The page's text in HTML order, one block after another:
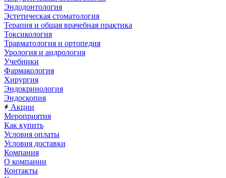
Эндодонтология
Эстетическая стоматология
Терапия и общая врачебная практика
Токсикология
Травматология и ортопедия
Урология и андрология
Учебники
Фармакология
Хирургия
Эндокринология
Эндоскопия
Акции
Мероприятия
Как купить
Условия оплаты
Условия доставки
Компания
О компании
Контакты